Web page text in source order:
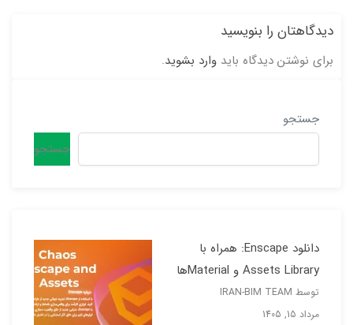
دیدگاهتان را بنویسید
برای نوشتن دیدگاه باید وارد بشوید.
جستجو
جستجو
دانلود Enscape: همراه با
Assets Library و Materialها
توسط IRAN-BIM TEAM
مرداد 15, 1405